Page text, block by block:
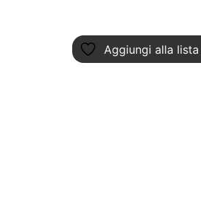
Aggiungi alla